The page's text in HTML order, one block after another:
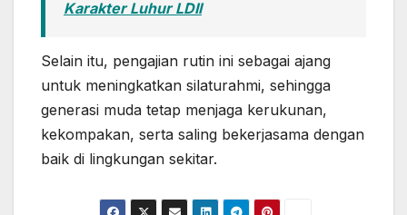
Karakter Luhur LDII
Selain itu, pengajian rutin ini sebagai ajang
untuk meningkatkan silaturahmi, sehingga
generasi muda tetap menjaga kerukunan,
kekompakan, serta saling bekerjasama dengan
baik di lingkungan sekitar.